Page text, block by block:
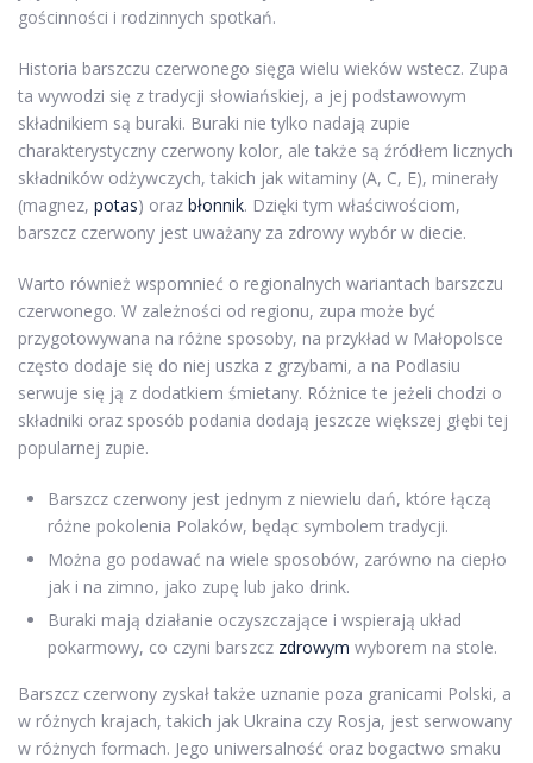
gościnności i rodzinnych spotkań.
Historia barszczu czerwonego sięga wielu wieków wstecz. Zupa
ta wywodzi się z tradycji słowiańskiej, a jej podstawowym
składnikiem są buraki. Buraki nie tylko nadają zupie
charakterystyczny czerwony kolor, ale także są źródłem licznych
składników odżywczych, takich jak witaminy (A, C, E), minerały
(magnez, potas) oraz błonnik. Dzięki tym właściwościom,
barszcz czerwony jest uważany za zdrowy wybór w diecie.
Warto również wspomnieć o regionalnych wariantach barszczu
czerwonego. W zależności od regionu, zupa może być
przygotowywana na różne sposoby, na przykład w Małopolsce
często dodaje się do niej uszka z grzybami, a na Podlasiu
serwuje się ją z dodatkiem śmietany. Różnice te jeżeli chodzi o
składniki oraz sposób podania dodają jeszcze większej głębi tej
popularnej zupie.
Barszcz czerwony jest jednym z niewielu dań, które łączą
różne pokolenia Polaków, będąc symbolem tradycji.
Można go podawać na wiele sposobów, zarówno na ciepło
jak i na zimno, jako zupę lub jako drink.
Buraki mają działanie oczyszczające i wspierają układ
pokarmowy, co czyni barszcz zdrowym wyborem na stole.
Barszcz czerwony zyskał także uznanie poza granicami Polski, a
w różnych krajach, takich jak Ukraina czy Rosja, jest serwowany
w różnych formach. Jego uniwersalność oraz bogactwo smaku